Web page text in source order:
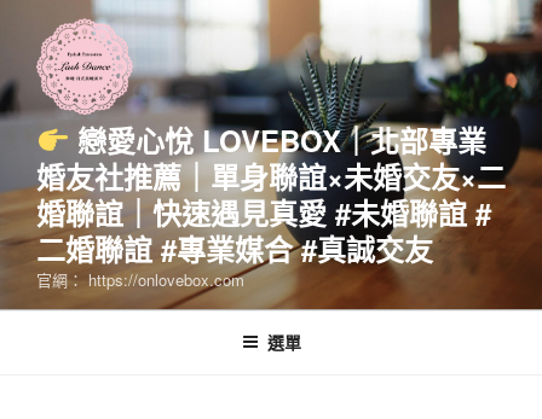
要
戀愛心悅 LOVEBOX｜北部專業
婚友社推薦｜單身聯誼×未婚交友×二
婚聯誼｜快速遇見真愛 #未婚聯誼 #
二婚聯誼 #專業媒合 #真誠交友
官網： https://onlovebox.com
選單